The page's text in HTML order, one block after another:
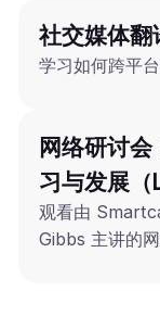
社交媒体翻
学习如何跨平
网络研讨
习与发展
观看由
Gibbs 主讲的